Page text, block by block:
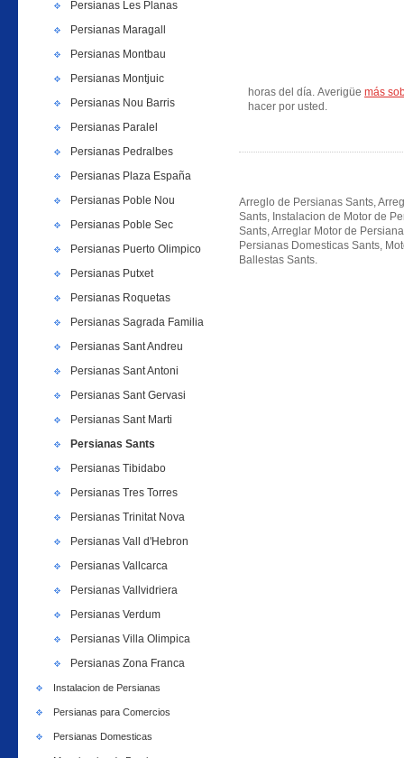
Persianas Les Planas
Persianas Maragall
Persianas Montbau
Persianas Montjuic
Persianas Nou Barris
Persianas Paralel
Persianas Pedralbes
Persianas Plaza España
Persianas Poble Nou
Persianas Poble Sec
Persianas Puerto Olimpico
Persianas Putxet
Persianas Roquetas
Persianas Sagrada Familia
Persianas Sant Andreu
Persianas Sant Antoni
Persianas Sant Gervasi
Persianas Sant Marti
Persianas Sants
Persianas Tibidabo
Persianas Tres Torres
Persianas Trinitat Nova
Persianas Vall d'Hebron
Persianas Vallcarca
Persianas Vallvidriera
Persianas Verdum
Persianas Villa Olimpica
Persianas Zona Franca
Instalacion de Persianas
Persianas para Comercios
Persianas Domesticas
horas del día. Averigüe más
hacer por usted.
Arreglo de Persianas Sants,
Sants, Instalacion de Motor de
Sants, Arreglar Motor de
Persianas Domesticas Sants,
Ballestas Sants.